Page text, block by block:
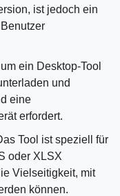
ist jedoch ein
ein Desktop-Tool
und
eine
erfordert.
Tool ist speziell für
oder XLSX
Vielseitigkeit, mit
können.